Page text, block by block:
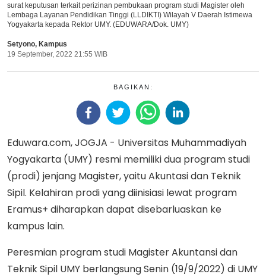
surat keputusan terkait perizinan pembukaan program studi Magister oleh
Lembaga Layanan Pendidikan Tinggi (LLDIKTI) Wilayah V Daerah Istimewa
Yogyakarta kepada Rektor UMY. (EDUWARA/Dok. UMY)
Setyono, Kampus
19 September, 2022 21:55 WIB
BAGIKAN:
Eduwara.com, JOGJA - Universitas Muhammadiyah
Yogyakarta (UMY) resmi memiliki dua program studi
(prodi) jenjang Magister, yaitu Akuntasi dan Teknik
Sipil. Kelahiran prodi yang diinisiasi lewat program
Eramus+ diharapkan dapat disebarluaskan ke
kampus lain.
Peresmian program studi Magister Akuntansi dan
Teknik Sipil UMY berlangsung Senin (19/9/2022) di UMY